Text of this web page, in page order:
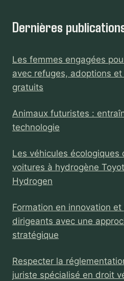
Dernières
Les femmes engagées
avec refuges, adoptions
gratuits
Animaux futuristes :
technologie
Les véhicules écologiques
voitures à hydrogène
Hydrogen
Formation en innovation
dirigeants avec une
stratégique
Respecter la
juriste spécialisé en droit